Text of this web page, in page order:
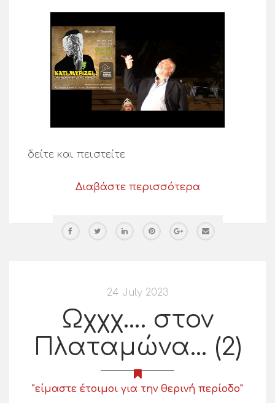
δείτε και πειστείτε
Διαβάστε περισσότερα
24 July 2023
Ωχχχ…. στον
Πλαταμώνα… (2)
"είμαστε έτοιμοι για την θερινή περίοδο"